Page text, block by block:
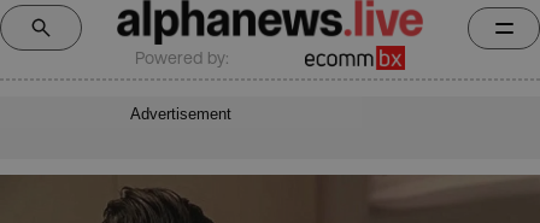
Powered by:
Advertisement